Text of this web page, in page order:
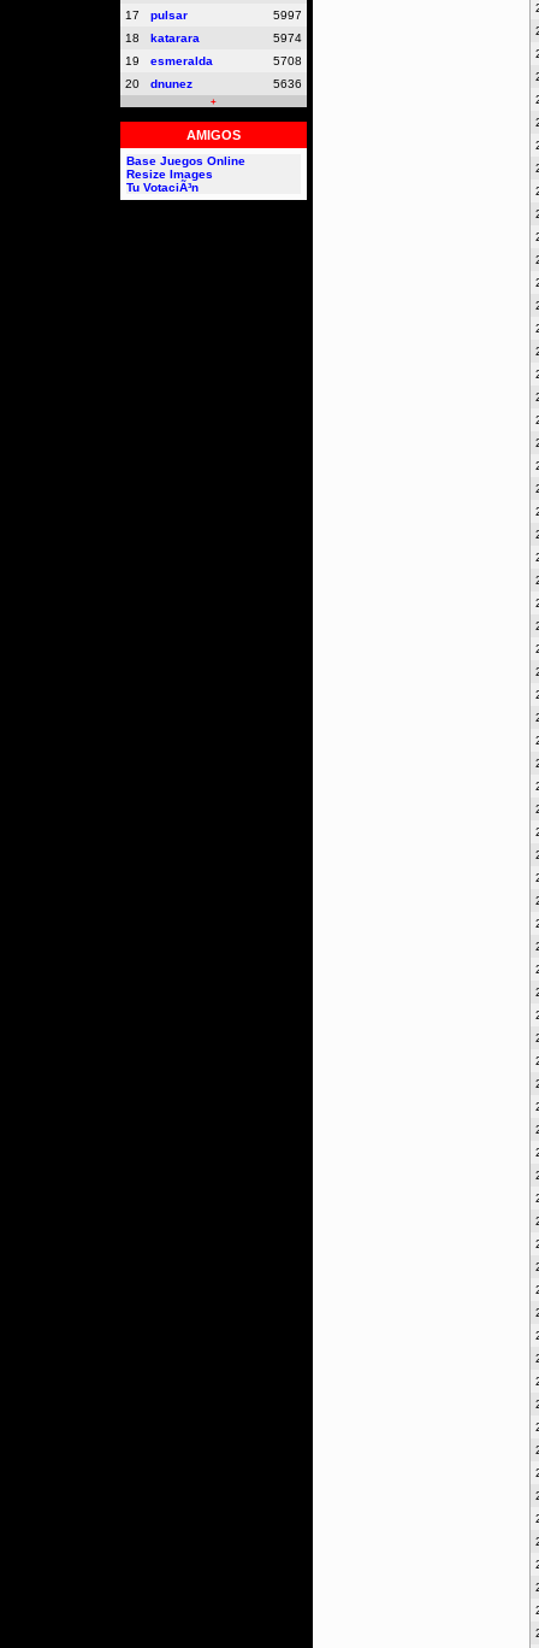
17
pulsar
5997
18
katarara
5974
19
esmeralda
5708
20
dnunez 5636
+
AMIGOS
Base Juegos Online
Resize Images
Tu VotaciÃ³n